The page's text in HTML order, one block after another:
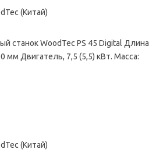
станок WoodTec PS 45 Digital Длина
мм Двигатель, 7,5 (5,5) кВт. Масса: